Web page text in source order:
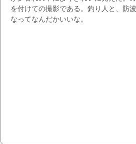
を付けての撮影である。釣り人と、防
なってなんだかいいな。